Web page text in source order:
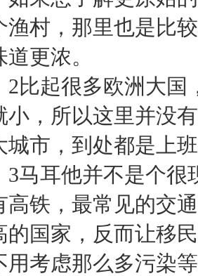
渔村，那里也是比
道更浓。
起很多欧洲大国
小，所以这里并没
城市，到处都是上
耳他并不是个很
高铁，最常见的交
的国家，反而让移
用考虑那么多污染